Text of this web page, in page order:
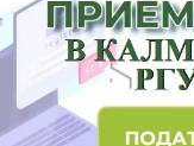
Учёный совет
Филиалы
История